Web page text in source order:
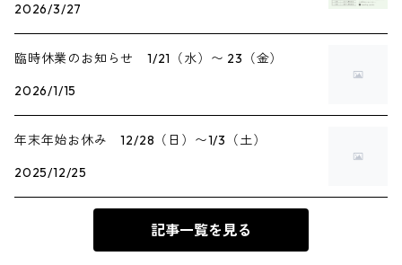
2026/3/27
臨時休業のお知らせ 1/21（水）〜 23（金）
2026/1/15
年末年始お休み 12/28（日）〜1/3（土）
2025/12/25
記事一覧を見る